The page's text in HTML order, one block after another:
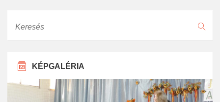
KÉPGALÉRIA